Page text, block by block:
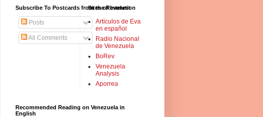
Subscribe To Postcards from the Revolution
Posts
All Comments
Sites of Interest
Artículos de Eva
en español
Radio Nacional
de Venezuela
BoRev
Venezuela
Analysis
Aporrea
Recommended Reading on Venezuela in
English